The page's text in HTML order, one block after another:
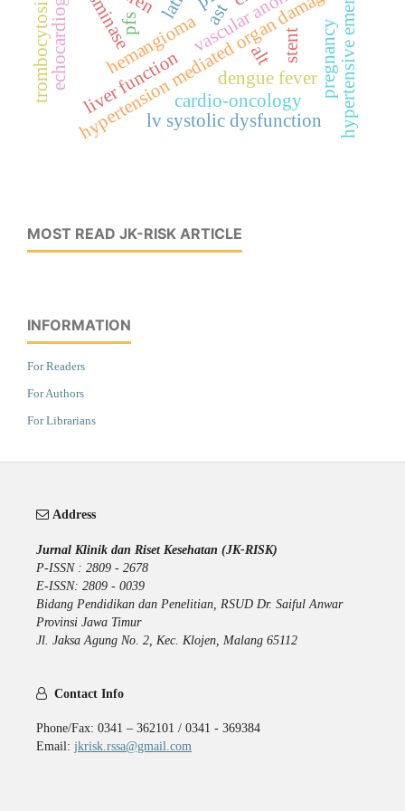
hypertension mediated organ damagehypertensive emergency
hemangioma dengue fever
liver function alt
ast
pregnancy
lv systolic dysfunction
cardio-oncology
pfs
trombocytosis stent
MOST READ JK-RISK ARTICLE
INFORMATION
For Readers
For Authors
For Librarians
Address
Jurnal Klinik dan Riset Kesehatan (JK-RISK)
P-ISSN : 2809 - 2678
E-ISSN: 2809 - 0039
Bidang Pendidikan dan Penelitian, RSUD Dr. Saiful Anwar
Provinsi Jawa Timur
Jl. Jaksa Agung No. 2, Kec. Klojen, Malang 65112
Contact Info
Phone/Fax: 0341 – 362101 / 0341 - 369384
Email: jkrisk.rssa@gmail.com